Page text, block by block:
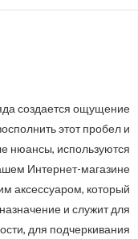
создается ощущение
этот пробел и
нюансы, используются
Интернет-магазине
аксессуаром, который
и служит для
для подчеркивания